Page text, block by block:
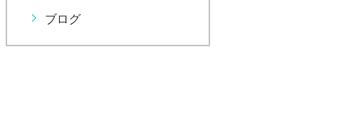
ブログ